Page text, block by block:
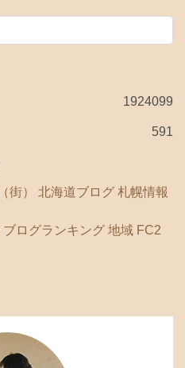
1924099
591
ブログランキング 地域 FC2